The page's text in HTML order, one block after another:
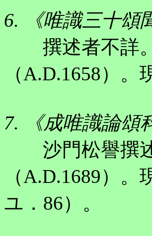
6. 《唯識三十頌
撰述者不詳。
（A.D.1658）
7. 《成唯識論頌
沙門松譽撰述
（A.D.1689）
ユ．86）。